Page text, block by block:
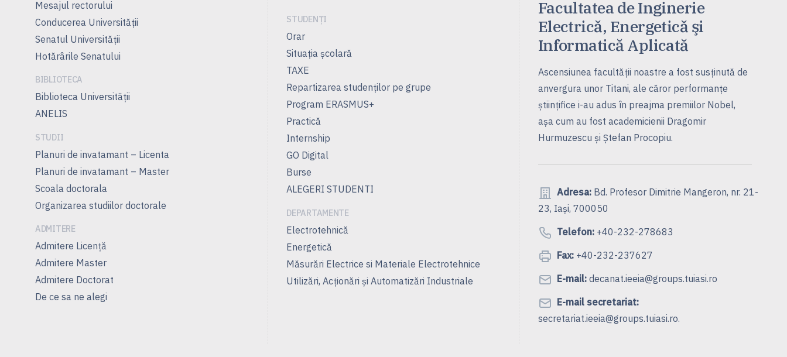
Mesajul rectorului
Conducerea Universităţii
Senatul Universității
Hotărârile Senatului
BIBLIOTECA
Biblioteca Universității
ANELIS
STUDII
Planuri de invatamant – Licenta
Planuri de invatamant – Master
Scoala doctorala
Organizarea studiilor doctorale
ADMITERE
Admitere Licenţă
Admitere Master
Admitere Doctorat
De ce sa ne alegi
STUDENȚI
Orar
Situația școlară
TAXE
Repartizarea studenților pe grupe
Program ERASMUS+
Practică
Internship
GO Digital
Burse
ALEGERI STUDENTI
DEPARTAMENTE
Electrotehnică
Energetică
Măsurări Electrice si Materiale Electrotehnice
Utilizări, Acţionări şi Automatizări Industriale
Facultatea de Inginerie
Electrică, Energetică şi
Informatică Aplicată
Ascensiunea facultăţii noastre a fost susţinută de
anvergura unor Titani, ale căror performanţe
ştiinţifice i-au adus în preajma premiilor Nobel,
aşa cum au fost academicienii Dragomir
Hurmuzescu şi Ştefan Procopiu.
Adresa:Bd. Profesor Dimitrie Mangeron, nr. 21-
23, Iași, 700050
Telefon:+40-232-278683
Fax:+40-232-237627
E-mail: decanat.ieeia@groups.tuiasi.ro
E-mail secretariat:
secretariat.ieeia@groups.tuiasi.ro.